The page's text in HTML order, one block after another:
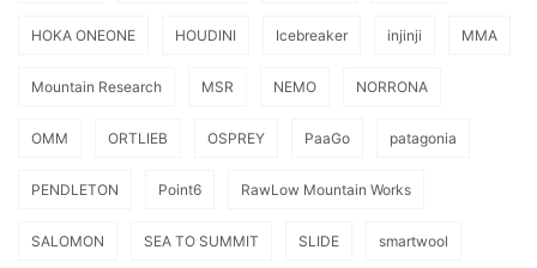
HOKA ONEONE HOUDINI Icebreaker injinji MMA
Mountain Research MSR NEMO NORRONA
OMM ORTLIEB OSPREY PaaGo patagonia
PENDLETON Point6 RawLow Mountain Works
SALOMON SEA TO SUMMIT SLIDE smartwool